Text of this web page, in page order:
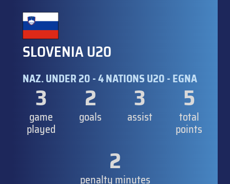
SLOVENIA U20
NAZ. UNDER 20 - 4 NATIONS U20 - EGNA
3
game
played
2
goals
3
assist
5
total
points
2
penalty minutes